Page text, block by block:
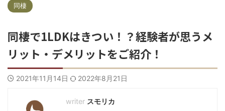
同棲
同棲で1LDKはきつい！？経験者が思うメ
リット・デメリットをご紹介！
2021年11月14日 2022年8月21日
スモリカ